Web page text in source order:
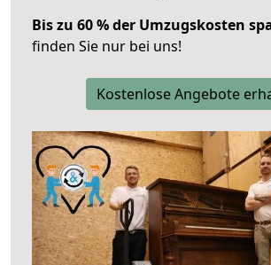
Bis zu 60 % der Umzugskosten
finden Sie nur bei uns!
Kostenlose Angebote